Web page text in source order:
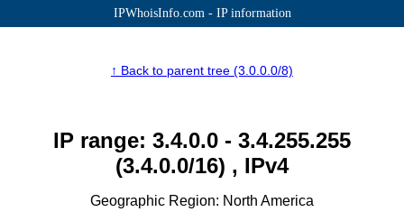
IPWhoisInfo.com - IP information
↑ Back to parent tree (3.0.0.0/8)
IP range: 3.4.0.0 - 3.4.255.255
(3.4.0.0/16) , IPv4
Geographic Region: North America